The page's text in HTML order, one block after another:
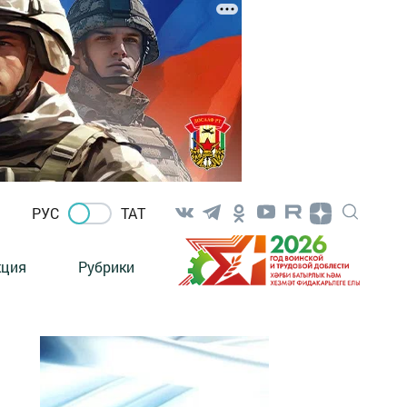
РУС ТАТ
Рубрики